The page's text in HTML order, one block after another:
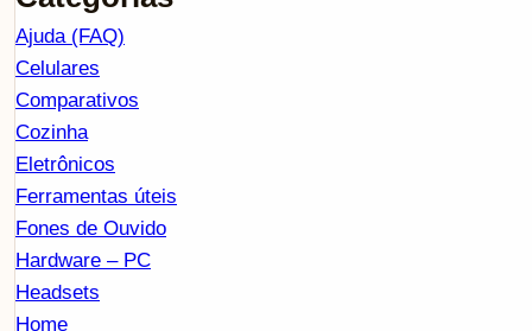
Ajuda (FAQ)
Celulares
Comparativos
Cozinha
Eletrônicos
Ferramentas úteis
Fones de Ouvido
Hardware – PC
Headsets
Home